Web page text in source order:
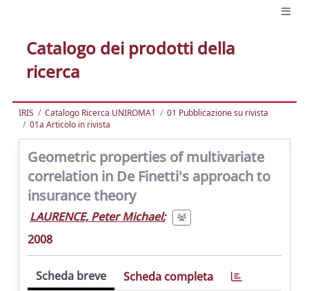
Catalogo dei prodotti della
ricerca
IRIS Catalogo Ricerca UNIROMA1
01 Pubblicazione su rivista
01a Articolo in rivista
Geometric properties of multivariate
correlation in De Finetti's approach to
insurance theory
LAURENCE, Peter Michael;
2008
Scheda breve Scheda completa